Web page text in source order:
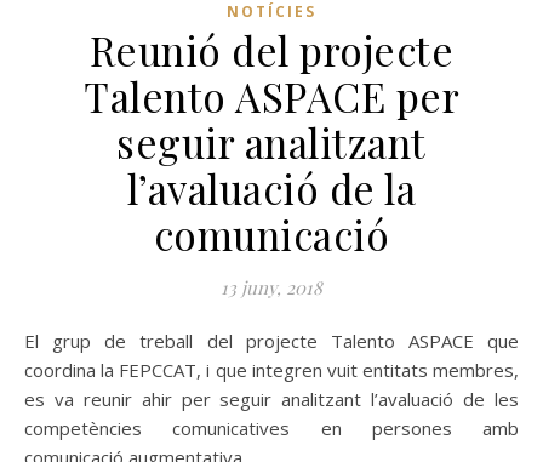
NOTÍCIES
Reunió del projecte
Talento ASPACE per
seguir analitzant
l’avaluació de la
comunicació
13 juny, 2018
El grup de treball del projecte Talento ASPACE que
coordina la FEPCCAT, i que integren vuit entitats membres,
es va reunir ahir per seguir analitzant l’avaluació de les
competències comunicatives en persones amb
comunicació augmentativa.